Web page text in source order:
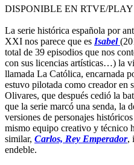
DISPONIBLE EN RTVE/PLAY
La serie histórica española por
XXI nos parece que es Isabel
total de 39 episodios que nos
con sus licencias artísticas…) la
llamada La Católica, encarnada
estuvo pilotada como creador en
Olivares, que después cedió la
que la serie marcó una senda, la
versiones de personajes
mismo equipo creativo y técnico
similar, Carlos, Rey Emperador,
endeble.